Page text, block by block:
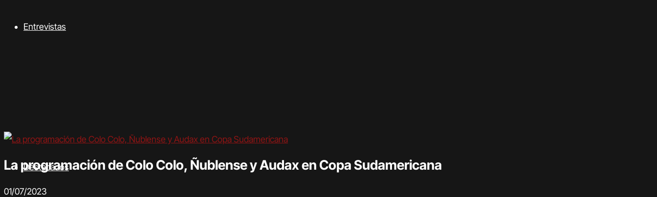
La programación de Colo Colo, Ñublense y Audax en Copa Sudamericana
01/07/2023
Destacados
Entrevistas